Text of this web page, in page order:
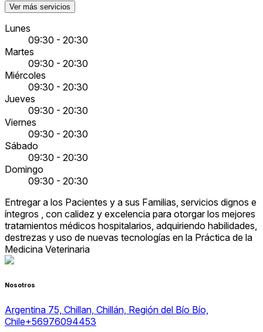
Ver más servicios
Lunes
09:30 - 20:30
Martes
09:30 - 20:30
Miércoles
09:30 - 20:30
Jueves
09:30 - 20:30
Viernes
09:30 - 20:30
Sábado
09:30 - 20:30
Domingo
09:30 - 20:30
Entregar a los Pacientes y a sus Familias, servicios dignos e
íntegros , con calidez y excelencia para otorgar los mejores
tratamientos médicos hospitalarios, adquiriendo habilidades,
destrezas y uso de nuevas tecnologías en la Práctica de la
Medicina Veterinaria
Nosotros
Argentina 75, Chillan, Chillán, Región del Bío Bío,
Chile+56976094453